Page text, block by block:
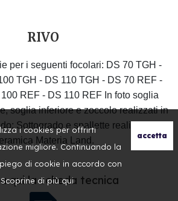
i cookies per offrirti
migliore. Continuando la
di cookie in accordo con
di piùqui
RIVO
per i seguenti focolari: DS 70 TGH -
TGH - DS 110 TGH - DS 70 REF -
REF - DS 110 REF In foto soglia
soglia inferiore e zoccolo realizzati in
Sottogrado e spallette realizzati in
Materia Land.
qui la scheda tecnica